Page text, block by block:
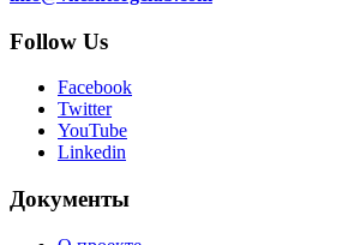
Follow Us
Facebook
Twitter
YouTube
Linkedin
Документы